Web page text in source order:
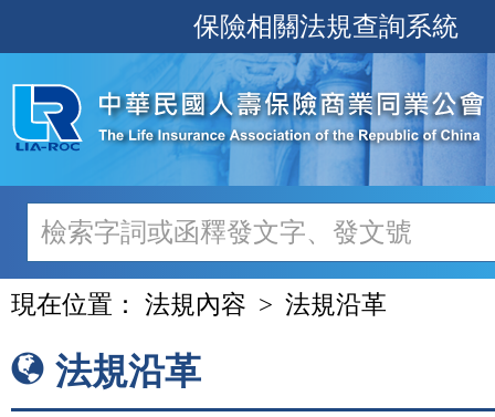
至
主
內
容
保險相關法規查詢系統
現在位置： 法規內容 法規沿革
法規沿革